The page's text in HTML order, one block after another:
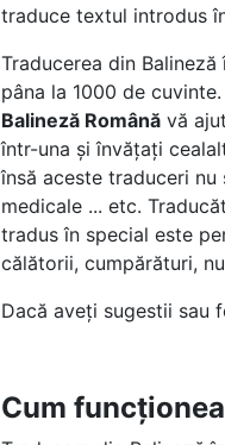
traduce textul introdus
Traducerea din
pâna la 1000 de cuvinte.
Balineză Română vă
într-una și învățați
însă aceste traduceri
medicale ... etc.
tradus în special este
călătorii, cumpărături,
Dacă aveți sugestii sau
Cum